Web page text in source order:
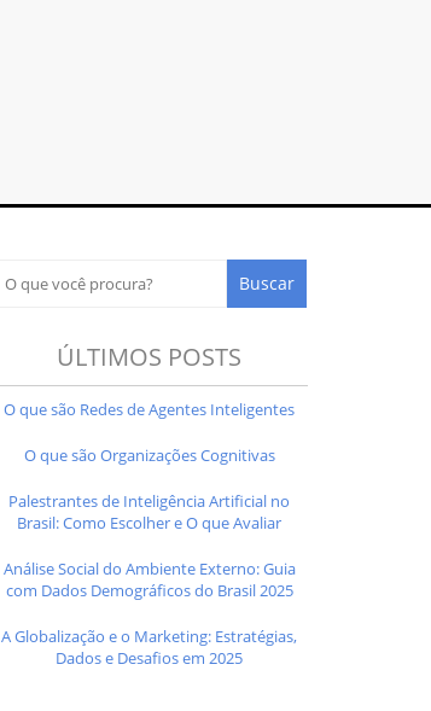
ÚLTIMOS POSTS
O que são Redes de Agentes Inteligentes
O que são Organizações Cognitivas
Palestrantes de Inteligência Artificial no
Brasil: Como Escolher e O que Avaliar
Análise Social do Ambiente Externo: Guia
com Dados Demográficos do Brasil 2025
A Globalização e o Marketing: Estratégias,
Dados e Desafios em 2025